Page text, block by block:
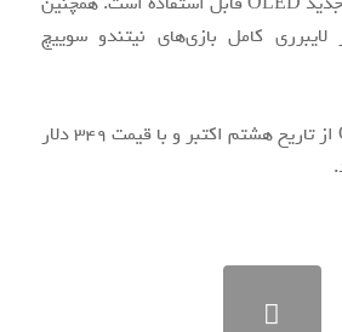
کامل بازی‌‌های نیتندو سوییچ
نینتندو سوییچ OLED از تاریخ هشتم اکتبر و با قیمت 349 دلار